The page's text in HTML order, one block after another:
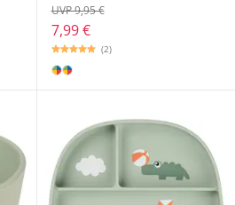
7,99 €
UVP 9,95 €
(2)